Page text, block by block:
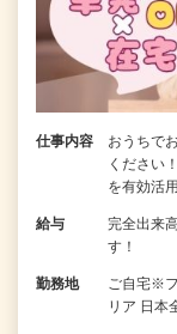
仕事内容
おうちで
ください
を有効活
給与
完全出来
す！
勤務地
ご自宅※
リア 日本